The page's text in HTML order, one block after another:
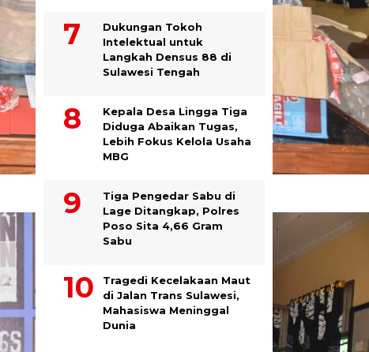
Dukungan Tokoh
Intelektual untuk
Langkah Densus 88 di
Sulawesi Tengah
Kepala Desa Lingga Tiga
Diduga Abaikan Tugas,
Lebih Fokus Kelola Usaha
MBG
Tiga Pengedar Sabu di
Lage Ditangkap, Polres
Poso Sita 4,66 Gram
Sabu
Tragedi Kecelakaan Maut
di Jalan Trans Sulawesi,
Mahasiswa Meninggal
Dunia